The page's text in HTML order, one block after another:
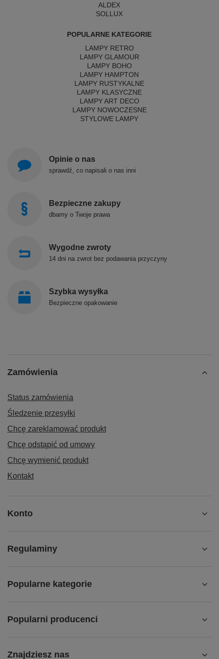
ALDEX
SOLLUX
POPULARNE KATEGORIE
LAMPY RETRO
LAMPY GLAMOUR
LAMPY BOHO
LAMPY HAMPTON
LAMPY RUSTYKALNE
LAMPY KLASYCZNE
LAMPY ART DECO
LAMPY NOWOCZESNE
STYLOWE LAMPY
Opinie o nas
sprawdź, co napisali o nas inni
Bezpieczne zakupy
dbamy o Twoje prawa
Wygodne zwroty
14 dni na zwrot bez podawania przyczyny
Szybka wysyłka
Bezpieczne opakowanie
Zamówienia
Status zamówienia
Śledzenie przesyłki
Chcę zareklamować produkt
Chcę odstąpić od umowy
Chcę wymienić produkt
Kontakt
Konto
Regulaminy
Popularne kategorie
Popularni producenci
Znajdziesz nas